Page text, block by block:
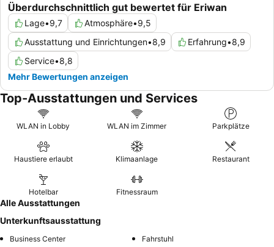
Überdurchschnittlich gut bewertet für Eriwan
Lage•9,7 Atmosphäre•9,5
Ausstattung und Einrichtungen•8,9 Erfahrung•8,9
Service•8,8
Mehr Bewertungen anzeigen
Top-Ausstattungen und Services
WLAN in Lobby WLAN im Zimmer Parkplätze
Haustiere erlaubt Klimaanlage Restaurant
Hotelbar Fitnessraum
Alle Ausstattungen
Unterkunftsausstattung
Business Center Fahrstuhl